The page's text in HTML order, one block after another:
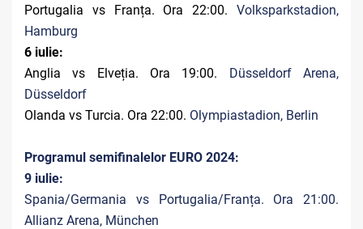
Portugalia vs Franța. Ora 22:00. Volksparkstadion,
Hamburg
6 iulie:
Anglia vs Elveția. Ora 19:00. Düsseldorf Arena,
Düsseldorf
Olanda vs Turcia. Ora 22:00. Olympiastadion, Berlin
Programul semifinalelor EURO 2024:
9 iulie:
Spania/Germania vs Portugalia/Franța. Ora 21:00.
Allianz Arena, München